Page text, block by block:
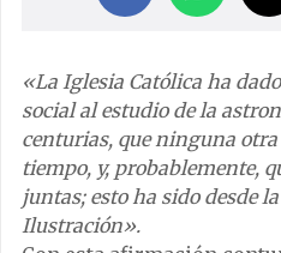
«La Iglesia Católica ha
social al estudio de la
centurias, que ninguna
tiempo, y, probablemente,
juntas; esto ha sido desde
Ilustración».